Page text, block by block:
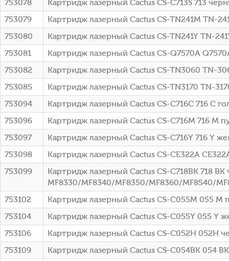
753078
Картридж лазерный Cactus CS-C713S 713
753079
Картридж лазерный Cactus CS-TN241M TN-
753080
Картридж лазерный Cactus CS-TN241Y TN-
753081
Картридж лазерный Cactus CS-Q7570A
753082
Картридж лазерный Cactus CS-TN3060 TN-
753085
Картридж лазерный Cactus CS-TN3170 TN-
753094
Картридж лазерный Cactus CS-C716C 716 C
753096
Картридж лазерный Cactus CS-C716M 716 M
753097
Картридж лазерный Cactus CS-C716Y 716 Y
753098
Картридж лазерный Cactus CS-CE322A
753099
Картридж лазерный Cactus CS-C718BK 718
MF8330/MF8340/MF8350/MF8360/MF8540/
753102
Картридж лазерный Cactus CS-C055M 055 M
753104
Картридж лазерный Cactus CS-C055Y 055 Y
753106
Картридж лазерный Cactus CS-C052H 052H
753109
Картридж лазерный Cactus CS-C054BK 054